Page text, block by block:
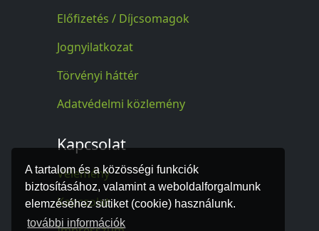
A tartalom és a közösségi funkciók
biztosításához, valamint a weboldalforgalmunk
elemzéséhez sütiket (cookie) használunk.
további információk
Előfizetés / Díjcsomagok
Jognyilatkozat
Törvényi háttér
Adatvédelmi közlemény
Kapcsolat
Vélemény
Kapcsolat